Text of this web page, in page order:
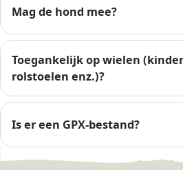
Mag de hond mee?
Toegankelijk op wielen
rolstoelen enz.)?
Is er een GPX-bestand?